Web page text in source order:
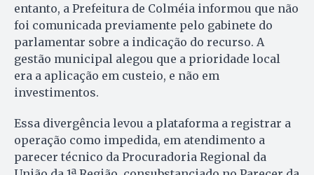
entanto, a Prefeitura de Colméia informou que não
foi comunicada previamente pelo gabinete do
parlamentar sobre a indicação do recurso. A
gestão municipal alegou que a prioridade local
era a aplicação em custeio, e não em
investimentos.
Essa divergência levou a plataforma a registrar a
operação como impedida, em atendimento a
parecer técnico da Procuradoria Regional da